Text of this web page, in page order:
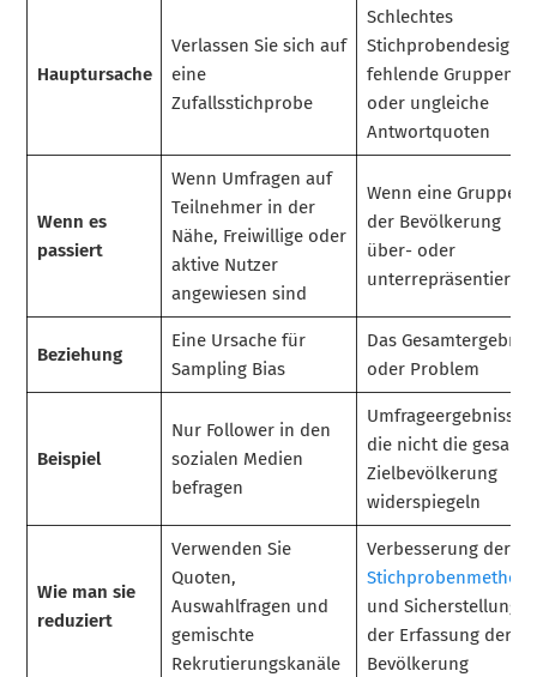
Hauptursache
Verlassen Sie sich auf
eine
Zufallsstichprobe
Schlechtes
Stichprobendesign,
fehlende Gruppen
oder ungleiche
Antwortquoten
Wenn es
passiert
Wenn Umfragen auf
Teilnehmer in der
Nähe, Freiwillige oder
aktive Nutzer
angewiesen sind
Wenn eine Gruppe in
der Bevölkerung
über- oder
unterrepräsentiert
Beziehung
Eine Ursache für
Sampling Bias
Das Gesamtergebnis
oder Problem
Beispiel
Nur Follower in den
sozialen Medien
befragen
Umfrageergebnisse,
die nicht die
Zielbevölkerung
widerspiegeln
Wie man sie
reduziert
Verwenden Sie
Quoten,
Auswahlfragen und
gemischte
Rekrutierungskanäle
Verbesserung der
und Sicherstellung
der Erfassung der
Bevölkerung